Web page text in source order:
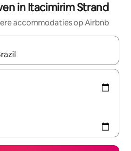
in Itacimirim Strand
accommodaties op Airbnb
beschikbaar zijn, maak je een keuze